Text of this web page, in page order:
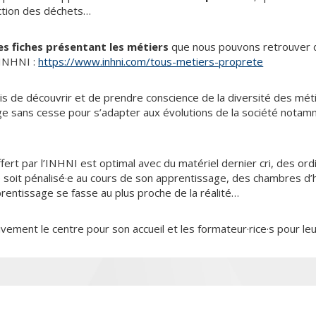
des déchets…
fiches présentant les métiers que nous pouvons retrouver
:https://www.inhni.com/tous-metiers-proprete
de découvrir et de prendre conscience de la diversité des
sans cesse pour s’adapter aux évolutions de la société
par l’INHNI est optimal avec du matériel dernier cri, des
soit pénalisé·e au cours de son apprentissage, des chambres
se fasse au plus proche de la réalité…
le centre pour son accueil et les formateur·rice·s pour